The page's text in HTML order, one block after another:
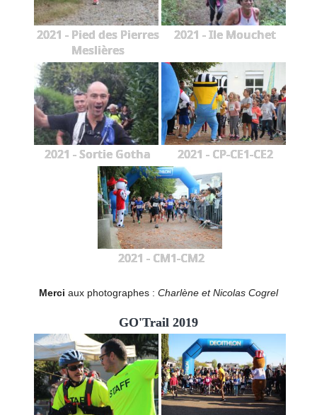
2021 - Pied des Pierres
Meslières
2021 - Ile Mouchet
2021 - Sortie Gotha 2021 - CP-CE1-CE2
2021 - CM1-CM2
Merci aux photographes : Charlène et Nicolas Cogrel
GO'Trail 2019